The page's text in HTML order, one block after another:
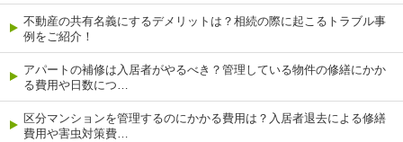
不動産の共有名義にするデメリットは？相続の際に起こるトラブル事
例をご紹介！
アパートの補修は入居者がやるべき？管理している物件の修繕にかか
る費用や日数につ…
区分マンションを管理するのにかかる費用は？入居者退去による修繕
費用や害虫対策費…